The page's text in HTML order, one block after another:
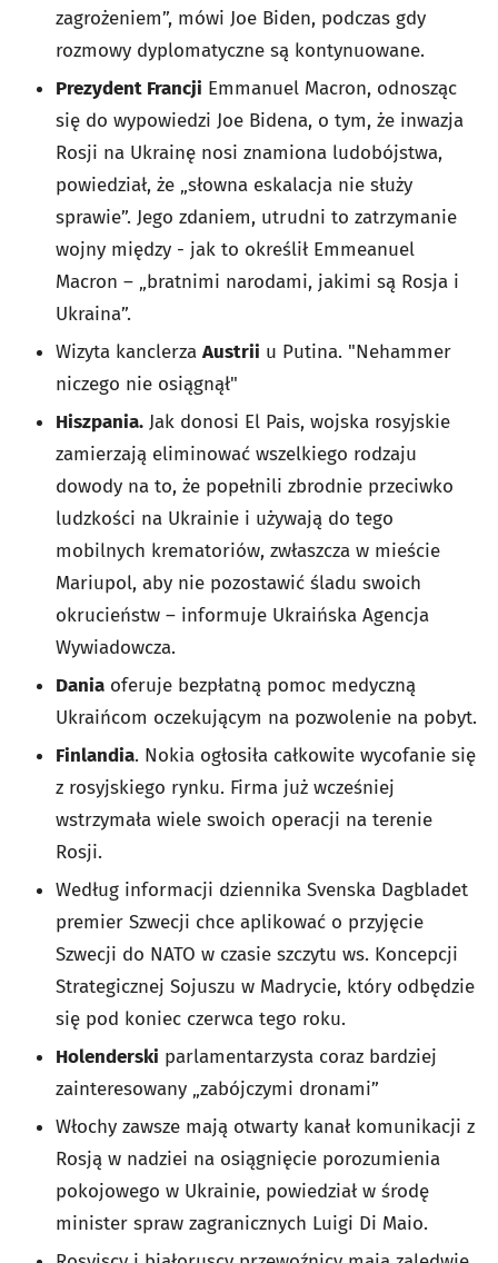
zagrożeniem”, mówi Joe Biden, podczas gdy
rozmowy dyplomatyczne są kontynuowane.
Prezydent Francji Emmanuel Macron, odnosząc
się do wypowiedzi Joe Bidena, o tym, że inwazja
Rosji na Ukrainę nosi znamiona ludobójstwa,
powiedział, że „słowna eskalacja nie służy
sprawie”. Jego zdaniem, utrudni to zatrzymanie
wojny między - jak to określił Emmeanuel
Macron – „bratnimi narodami, jakimi są Rosja i
Ukraina”.
Wizyta kanclerza Austrii u Putina. "Nehammer
niczego nie osiągnął"
Hiszpania. Jak donosi El Pais, wojska rosyjskie
zamierzają eliminować wszelkiego rodzaju
dowody na to, że popełnili zbrodnie przeciwko
ludzkości na Ukrainie i używają do tego
mobilnych krematoriów, zwłaszcza w mieście
Mariupol, aby nie pozostawić śladu swoich
okrucieństw – informuje Ukraińska Agencja
Wywiadowcza.
Dania oferuje bezpłatną pomoc medyczną
Ukraińcom oczekującym na pozwolenie na pobyt.
Finlandia. Nokia ogłosiła całkowite wycofanie się
z rosyjskiego rynku. Firma już wcześniej
wstrzymała wiele swoich operacji na terenie
Rosji.
Według informacji dziennika Svenska Dagbladet
premier Szwecji chce aplikować o przyjęcie
Szwecji do NATO w czasie szczytu ws. Koncepcji
Strategicznej Sojuszu w Madrycie, który odbędzie
się pod koniec czerwca tego roku.
Holenderski parlamentarzysta coraz bardziej
zainteresowany „zabójczymi dronami”
Włochy zawsze mają otwarty kanał komunikacji z
Rosją w nadziei na osiągnięcie porozumienia
pokojowego w Ukrainie, powiedział w środę
minister spraw zagranicznych Luigi Di Maio.